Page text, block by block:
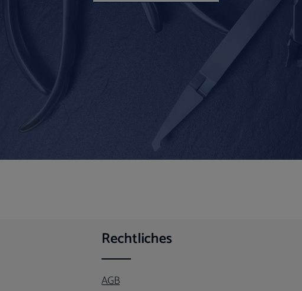
Rechtliches
AGB